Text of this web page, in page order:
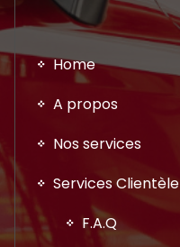
Home
A propos
Nos services
Services Clientèle
F.A.Q